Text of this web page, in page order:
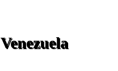
Venezuela